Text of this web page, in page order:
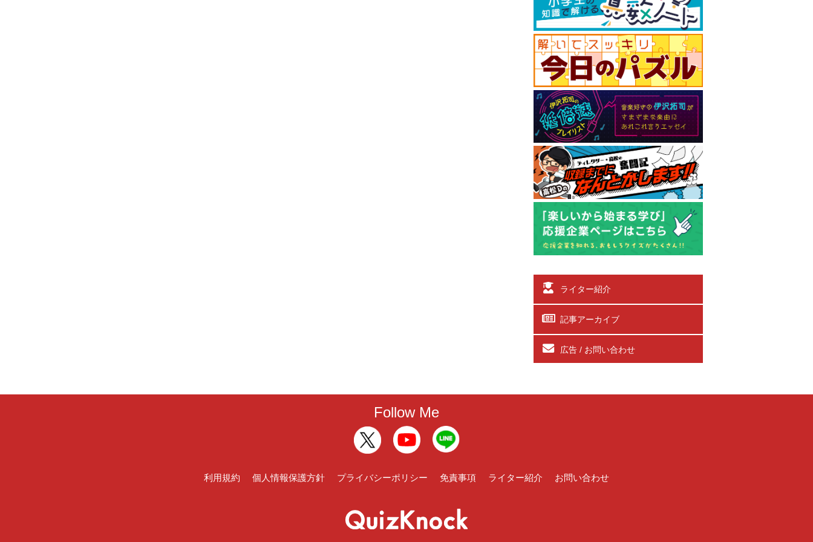
ライター紹介
記事アーカイブ
広告 / お問い合わせ
Follow Me
利用規約 個人情報保護方針 プライバシーポリシー 免責事項 ライター紹介 お問い合わせ